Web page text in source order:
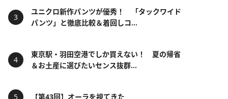
ユニクロ新作パンツが優秀！ 「タックワイド
パンツ」と徹底比較＆着回しコ...
東京駅・羽田空港でしか買えない！ 夏の帰省
＆お土産に選びたいセンス抜群...
【第43回】オーラを視てきた